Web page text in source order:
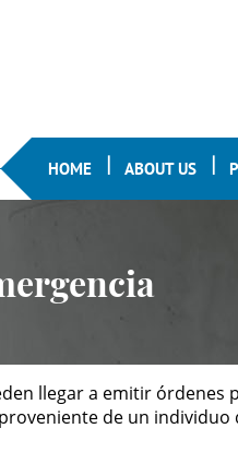
HOME ABOUT US
llegar a emitir
de un